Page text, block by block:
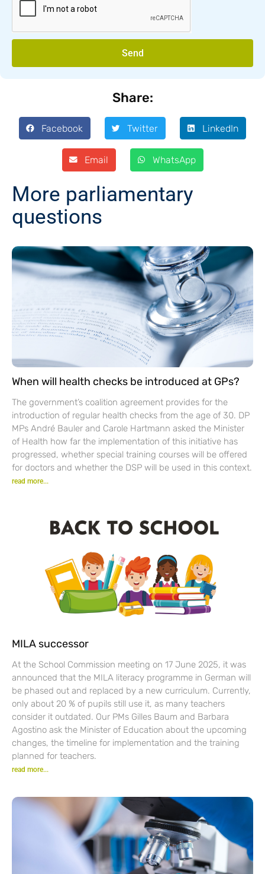
Send
Share:
Facebook Twitter LinkedIn
Email WhatsApp
More parliamentary
questions
When will health checks be introduced at GPs?
The government’s coalition agreement provides for the
introduction of regular health checks from the age of 30. DP
MPs André Bauler and Carole Hartmann asked the Minister
of Health how far the implementation of this initiative has
progressed, whether special training courses will be offered
for doctors and whether the DSP will be used in this context.
read more...
MILA successor
At the School Commission meeting on 17 June 2025, it was
announced that the MILA literacy programme in German will
be phased out and replaced by a new curriculum. Currently,
only about 20 % of pupils still use it, as many teachers
consider it outdated. Our PMs Gilles Baum and Barbara
Agostino ask the Minister of Education about the upcoming
changes, the timeline for implementation and the training
planned for teachers.
read more...